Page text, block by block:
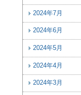
2024年7月
2024年6月
2024年5月
2024年4月
2024年3月